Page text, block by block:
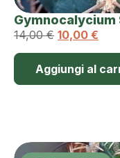
Gymnocalycium
14,00€ 10,00 €
Aggiungi al